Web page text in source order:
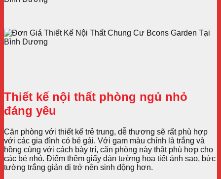
Thiết kế nội thất phòng ngủ nhỏ
đáng yêu
Căn phòng với thiết kế trẻ trung, dễ thương sẽ rất phù hợp
với các gia đình có bé gái. Với gam màu chính là trắng và
hồng cùng với cách bày trí, căn phòng này thật phù hợp cho
các bé nhỏ. Điểm thêm giấy dán tường họa tiết ánh sao, bức
tường trắng giản dị trở nên sinh động hơn.